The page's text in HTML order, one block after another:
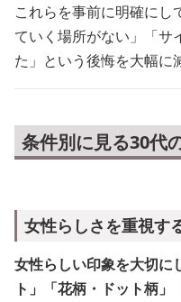
これらを事前に明確にし
ていく場所がない」「サ
た」という後悔を大幅に
条件別に見る30代
女性らしさを重視す
女性らしい印象を大切に
ト」「花柄・ドット柄